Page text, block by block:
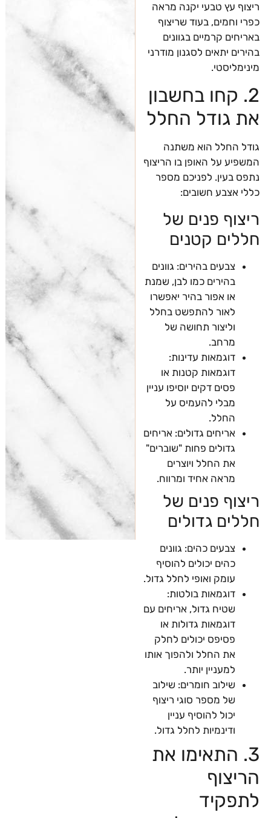
ריצוף עץ טבעי יקנה מראה
כפרי וחמים, בעוד שריצוף
באריחים קרמיים בגוונים
בהירים יתאים לסגנון מודרני
מינימליסטי.
2. קחו בחשבון
את גודל החלל
גודל החלל הוא משתנה
המשפיע על האופן בו הריצוף
נתפס בעין. לפניכם מספר
כללי אצבע חשובים:
ריצוף פנים של
חללים קטנים
צבעים בהירים: גוונים
בהירים כמו לבן, שמנת
או אפור בהיר יאפשרו
לאור להתפשט בחלל
וליצור תחושה של
מרחב.
דוגמאות עדינות:
דוגמאות קטנות או
פסים דקים יוסיפו עניין
מבלי להעמיס על
החלל.
אריחים גדולים: אריחים
גדולים פחות "שוברים"
את החלל ויוצרים
מראה אחיד ומרווח.
ריצוף פנים של
חללים גדולים
צבעים כהים: גוונים
כהים יכולים להוסיף
עומק ואופי לחלל גדול.
דוגמאות בולטות:
שטיח גדול, אריחים עם
דוגמאות גדולות או
פסיפס יכולים לחלק
את החלל ולהפוך אותו
למעניין יותר.
שילוב חומרים: שילוב
של מספר סוגי ריצוף
יכול להוסיף עניין
ודינמיות לחלל גדול.
3. התאימו את
הריצוף
לתפקיד